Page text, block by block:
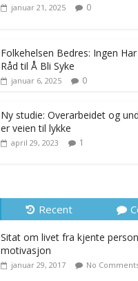
januar 21, 2025 0
Folkehelsen Bedres: Ingen
Råd til Å Bli Syke
januar 6, 2025 0
Ny studie: Overarbeidet og
er veien til lykke
april 29, 2023 1
Recent
Sitat om livet fra kjente
motivasjon
januar 29, 2017 No